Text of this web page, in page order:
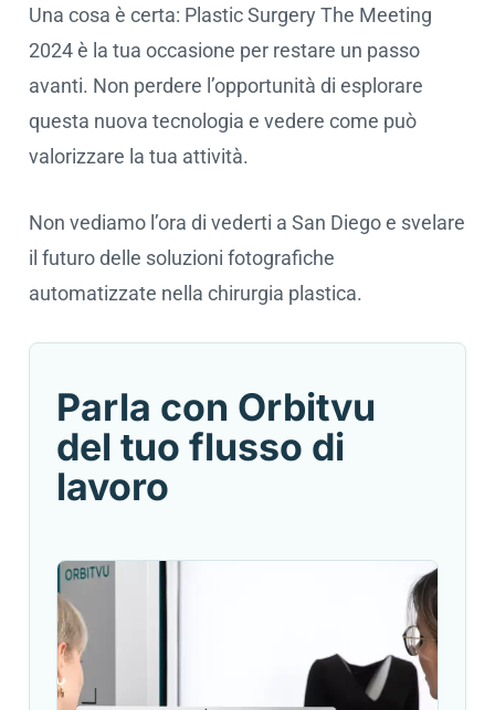
Una cosa è certa: Plastic Surgery The Meeting
2024 è la tua occasione per restare un passo
avanti. Non perdere l’opportunità di esplorare
questa nuova tecnologia e vedere come può
valorizzare la tua attività.
Non vediamo l’ora di vederti a San Diego e svelare
il futuro delle soluzioni fotografiche
automatizzate nella chirurgia plastica.
Parla con Orbitvu
del tuo flusso di
lavoro